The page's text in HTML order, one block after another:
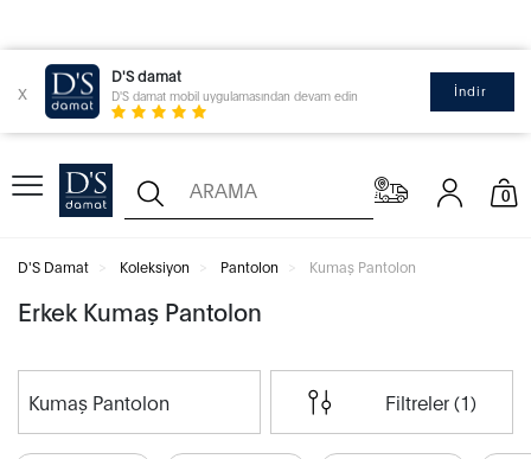
x
D'S damat
D'S damat mobil uygulamasından devam edin İndir
0
D'S Damat Koleksiyon Pantolon Kumaş Pantolon
Erkek Kumaş Pantolon
Kumaş Pantolon Filtreler (1)